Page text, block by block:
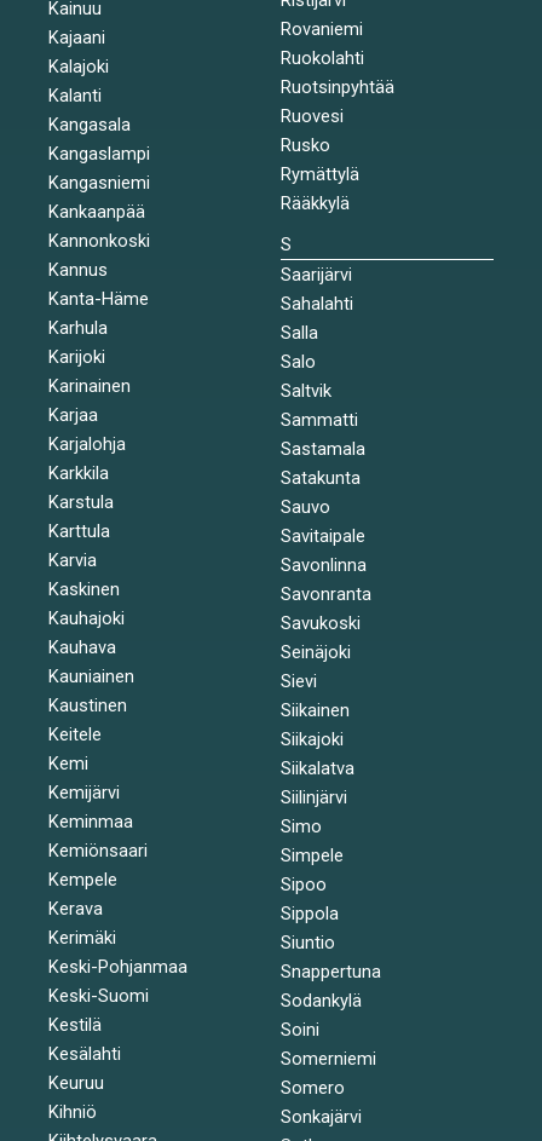
Kainuu
Kajaani
Kalajoki
Kalanti
Kangasala
Kangaslampi
Kangasniemi
Kankaanpää
Kannonkoski
Kannus
Kanta-Häme
Karhula
Karijoki
Karinainen
Karjaa
Karjalohja
Karkkila
Karstula
Karttula
Karvia
Kaskinen
Kauhajoki
Kauhava
Kauniainen
Kaustinen
Keitele
Kemi
Kemijärvi
Keminmaa
Kemiönsaari
Kempele
Kerava
Kerimäki
Keski-Pohjanmaa
Keski-Suomi
Kestilä
Kesälahti
Keuruu
Kihniö
Rovaniemi
Ruokolahti
Ruotsinpyhtää
Ruovesi
Rusko
Rymättylä
Rääkkylä
S
Saarijärvi
Sahalahti
Salla
Salo
Saltvik
Sammatti
Sastamala
Satakunta
Sauvo
Savitaipale
Savonlinna
Savonranta
Savukoski
Seinäjoki
Sievi
Siikainen
Siikajoki
Siikalatva
Siilinjärvi
Simo
Simpele
Sipoo
Sippola
Siuntio
Snappertuna
Sodankylä
Soini
Somerniemi
Somero
Sonkajärvi